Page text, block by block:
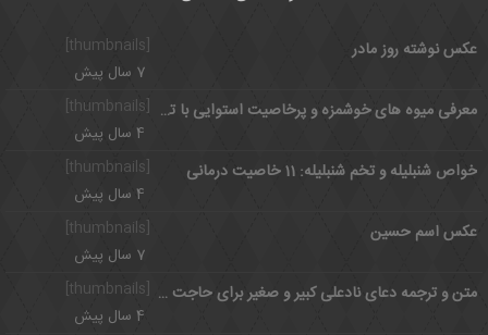
[thumbnails] عکس نوشته روز مادر
7 سال پیش
معرفی میوه های خوشمزه و پرخاصیت استوایی با تصویر
4 سال پیش
[thumbnails]
خواص شنبلیله و تخم شنبلیله: 11 خاصیت درمانی
4 سال پیش
عکس اسم حسین
7 سال پیش
متن و ترجمه دعای نادعلی کبیر و صغیر برای حاجت + فضائل ختم نادعلی
4 سال پیش